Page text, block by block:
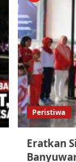
Peristiwa
Eratkan